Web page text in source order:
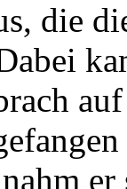
die